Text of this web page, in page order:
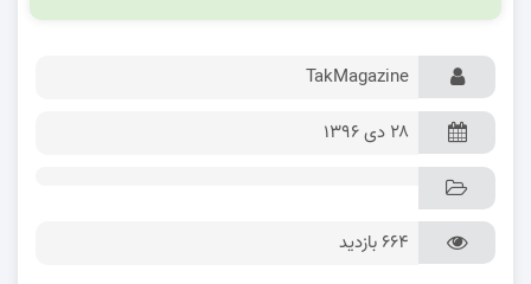
TakMagazine
۲۸ دی ۱۳۹۶
664 بازدید